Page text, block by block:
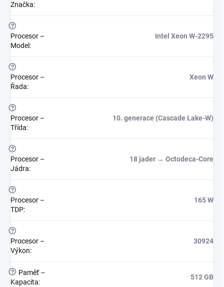
Značka:
?
Procesor –
Model :
Intel Xeon W-2295
?
Procesor –
Řada:
Xeon W
?
Procesor –
Třída:
10. generace (Cascade Lake-W)
?
Procesor –
Jádra:
18 jader → Octodeca-Core
?
Procesor –
TDP:
165 W
?
Procesor –
Výkon:
30924
?
Paměť –
Kapacita:
512 GB